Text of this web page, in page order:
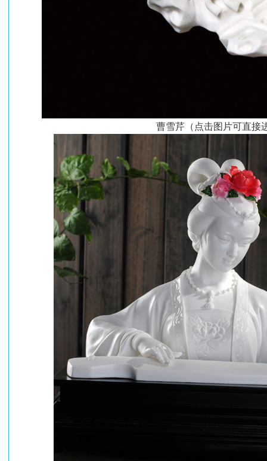
曹雪芹（点击图片可直接